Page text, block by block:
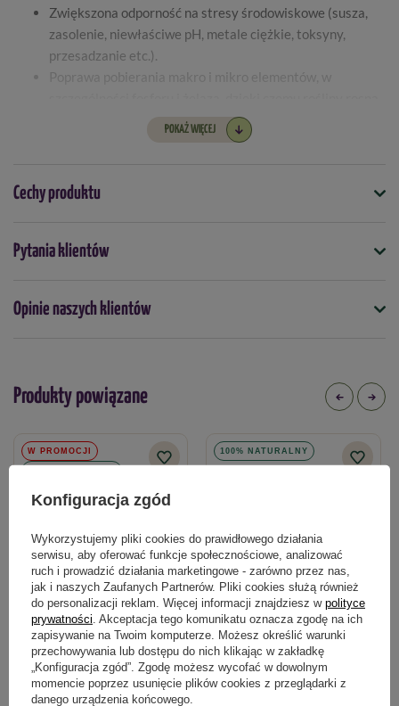
Zwiększona odporność na stresy środowiskowe (susza,
zasolenie, niewłaściwe pH, metale ciężkie, toksyny,
przesadzanie etc.).
Poprawa pobierania makro i mikro elementów, w
Wyższa odporność na patogeny.
mikoryzowe na swoich korzeniach, ale drzewa sadzone przez
Dlatego tak ważne jest dostarczenie korzeniom mikoryzy
ECTOVIT®. Dzięki niej rosną zdrowo i długo.
oraz niektórych liściastych:
– dąb, brzoza, buk,
– olcha, topola, wierzba*
– leszczyna, lipa
zastosowanie także SYMBIVIT®
Nie nadaje się do:
Do drzew owocowych oraz niektórych ozdobnych iglaków jak
Tuja – do tych roślin użyj SYMBIVIT®. Do roślin z rodziny
wrzosowatych (rododendron, wrzosy, borówki, żurawina) –
stosuj RHODOVIT®.
POKAŻ WIĘCEJ
Cechy produktu
Symbol
8594041565724
proszek
Pytania klientów
Opinie naszych klientów
Produkty powiązane
W PROMOCJI
Symbivit Pomidor i Papryka 150g
-10% 49,50 zł 54,99 zł
100% NATURALNY
Symbivit Tric – mikoryza +
trichoderma – 750 g Symbiom
Konfiguracja zgód
Wykorzystujemy pliki cookies do prawidłowego działania
serwisu, aby oferować funkcje społecznościowe, analizować
ruch i prowadzić działania marketingowe - zarówno przez nas,
jak i naszych Zaufanych Partnerów. Pliki cookies służą również
do personalizacji reklam. Więcej informacji znajdziesz w polityce
prywatności . Akceptacja tego komunikatu oznacza zgodę na ich
zapisywanie na Twoim komputerze. Możesz określić warunki
przechowywania lub dostępu do nich klikając w zakładkę
„Konfiguracja zgód”. Zgodę możesz wycofać w dowolnym
momencie poprzez usunięcie plików cookies z przeglądarki z
danego urządzenia końcowego.